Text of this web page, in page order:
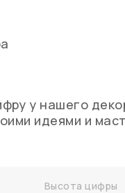
у нашего
идеями и
Высота цифры